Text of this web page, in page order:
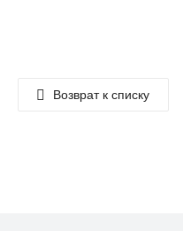
Возврат к списку